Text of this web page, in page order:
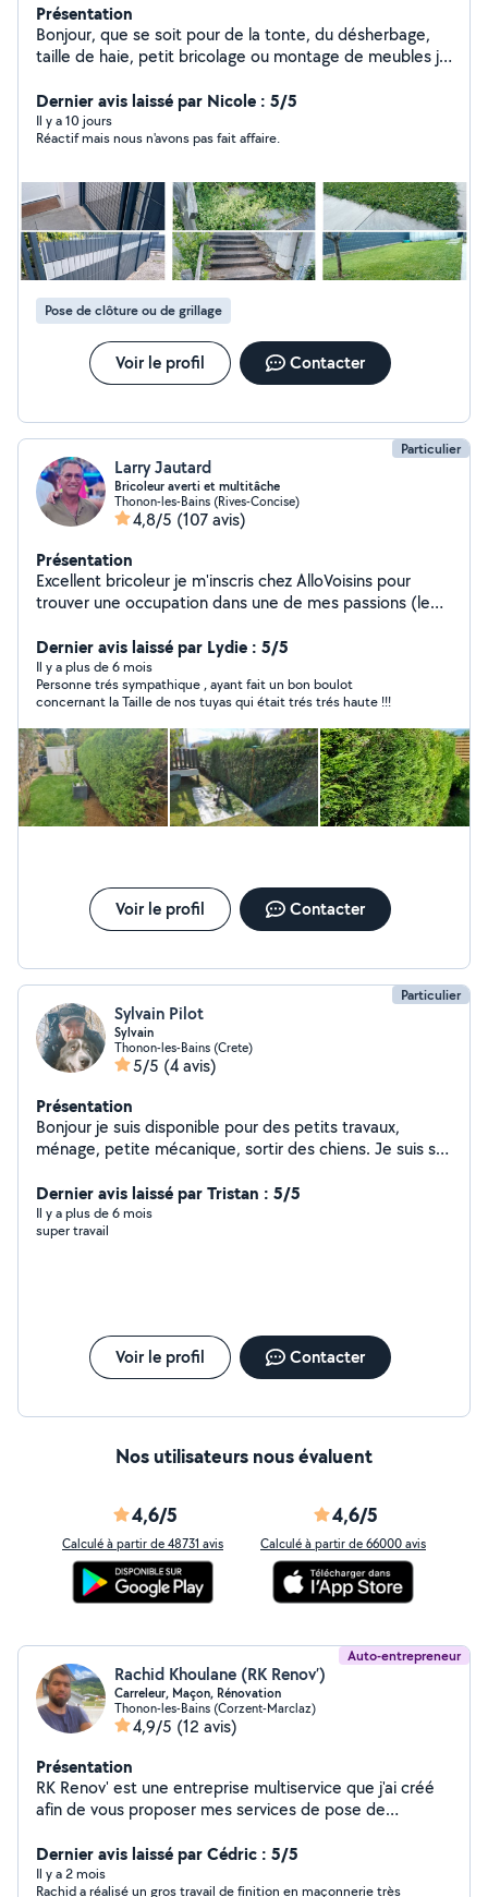
Présentation
Bonjour, que se soit pour de la tonte, du désherbage,
taille de haie, petit bricolage ou montage de meubles je
déchetterie. Si vous avez besoin d'aide pour des travaux
impliquant de la difficulté physique, ça n'est pas gênant.
Porter, creuser. Ça me va. Je loue aussi des
shampouineuse, serre joint de maçon. Pour plus
d'informations, n'hésitez pas. A m'envoyer un message !
Dernier avis laissé par Nicole : 5/5
Il y a 10 jours
Réactif mais nous n'avons pas fait affaire.
Pose de clôture ou de grillage
Voir le profil Contacter
Particulier
Larry Jautard
Bricoleur averti et multitâche
Thonon-les-Bains (Rives-Concise)
4,8/5 (107 avis)
Présentation
Excellent bricoleur je m'inscris chez AlloVoisins pour
trouver une occupation dans une de mes passions (le
m'occuper, partager mon expérience et le tout bien-sûr
dans une bonne humeur obligatoire...
Dernier avis laissé par Lydie : 5/5
Il y a plus de 6 mois
Personne trés sympathique , ayant fait un bon boulot
concernant la Taille de nos tuyas qui était trés trés haute !!!
Voir le profil Contacter
Particulier
Sylvain Pilot
Sylvain
Thonon-les-Bains (Crete)
5/5 (4 avis)
Présentation
Bonjour je suis disponible pour des petits travaux,
ménage, petite mécanique, sortir des chiens. Je suis sur
Dernier avis laissé par Tristan : 5/5
Il y a plus de 6 mois
super travail
Voir le profil Contacter
Nos utilisateurs nous évaluent
4,6/5
Calculé à partir de 48731 avis
4,6/5
Calculé à partir de 66000 avis
Auto-entrepreneur
Rachid Khoulane (RK Renov’)
Carreleur, Maçon, Rénovation
Thonon-les-Bains (Corzent-Marclaz)
4,9/5 (12 avis)
Présentation
RK Renov' est une entreprise multiservice que j'ai créé
afin de vous proposer mes services de pose de
également la peinture avec au préalable le ponçage et
la pose d'enduit si nécessaire. La petite maçonnerie
Dernier avis laissé par Cédric : 5/5
Il y a 2 mois
Rachid a réalisé un gros travail de finition en maçonnerie très